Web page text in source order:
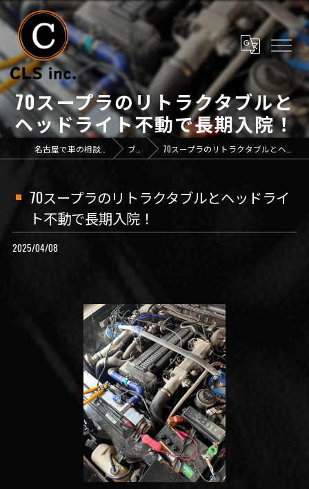
70スープラのリトラクタブルと
ヘッドライト不動で長期入院！
名古屋で車の相談なら「CLS inc.」 ブログ 70スープラのリトラクタブルとヘッドライト不動で長期入院！
70スープラのリトラクタブルとヘッドライ
ト不動で長期入院！
2025/04/08